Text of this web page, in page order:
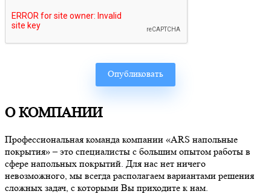
О КОМПАНИИ
Профессиональная команда компании «ARS напольные
покрытия» – это специалисты с большим опытом работы в
сфере напольных покрытий. Для нас нет ничего
невозможного, мы всегда располагаем вариантами решения
сложных задач, с которыми Вы приходите к нам.